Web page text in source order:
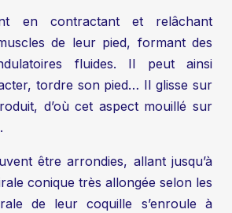
en contractant et relâchant
de leur pied, formant des
fluides. Il peut ainsi
tordre son pied… Il glisse sur
d’où cet aspect mouillé sur
être arrondies, allant jusqu’à
conique très allongée selon les
de leur coquille s’enroule à